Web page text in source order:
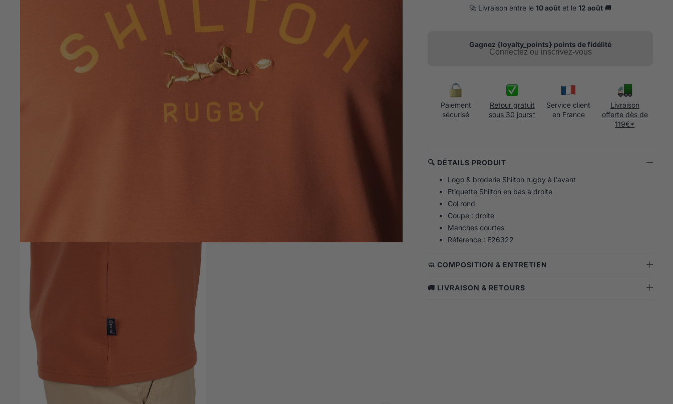
🚀 Livraison entre le 10 août et le 12 août 🚚
Gagnez {loyalty_points} points de fidélité
Connectez ou inscrivez-vous
Paiement
sécurisé
Retour gratuit
sous 30 jours*
Service client
en France
Livraison
offerte dès de
119€*
🔍 DÉTAILS PRODUIT
Logo & broderie Shilton rugby à l'avant
Etiquette Shilton en bas à droite
Col rond
Coupe : droite
Manches courtes
Référence : E26322
🧼 COMPOSITION & ENTRETIEN
🚚 LIVRAISON & RETOURS